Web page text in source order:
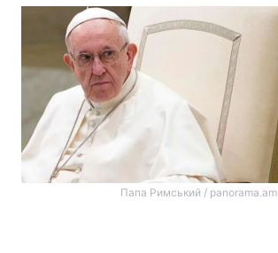
Папа Римський / panorama.am